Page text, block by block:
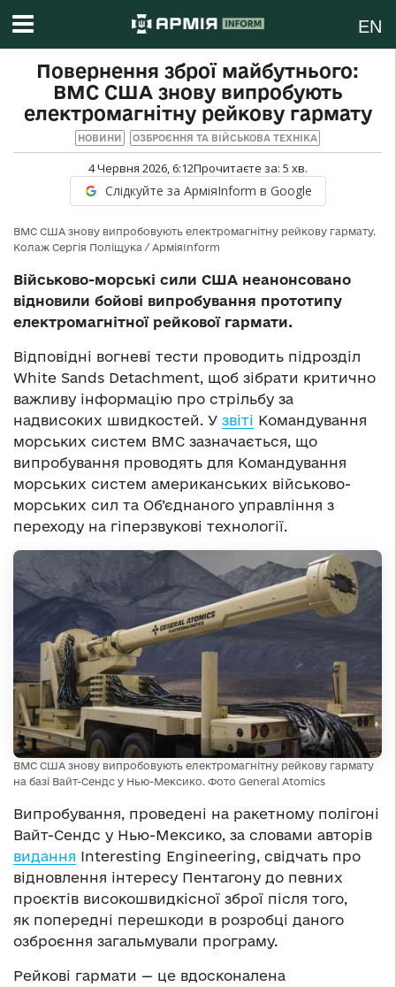
EN
Повернення зброї майбутнього:
ВМС США знову випробують
електромагнітну рейкову гармату
НОВИНИ ОЗБРОЄННЯ ТА ВІЙСЬКОВА ТЕХНІКА
4 Червня 2026, 6:12Прочитаєте за: 5 хв.
Слідкуйте за АрміяInform в Google
ВМС США знову випробовують електромагнітну рейкову гармату.
Колаж Сергія Поліщука / АрміяInform
Військово-морські сили США неанонсовано
відновили бойові випробування прототипу
електромагнітної рейкової гармати.
Відповідні вогневі тести проводить підрозділ
White Sands Detachment, щоб зібрати критично
важливу інформацію про стрільбу за
надвисоких швидкостей. У звіті Командування
морських систем ВМС зазначається, що
випробування проводять для Командування
морських систем американських військово-
морських сил та Об’єднаного управління з
переходу на гіперзвукові технології.
ВМС США знову випробовують електромагнітну рейкову гармату
на базі Вайт-Сендс у Нью-Мексико. Фото General Atomics
Випробування, проведені на ракетному полігоні
Вайт-Сендс у Нью-Мексико, за словами авторів
видання Interesting Engineering, свідчать про
відновлення інтересу Пентагону до певних
проєктів високошвидкісної зброї після того,
як попередні перешкоди в розробці даного
озброєння загальмували програму.
Рейкові гармати — це вдосконалена